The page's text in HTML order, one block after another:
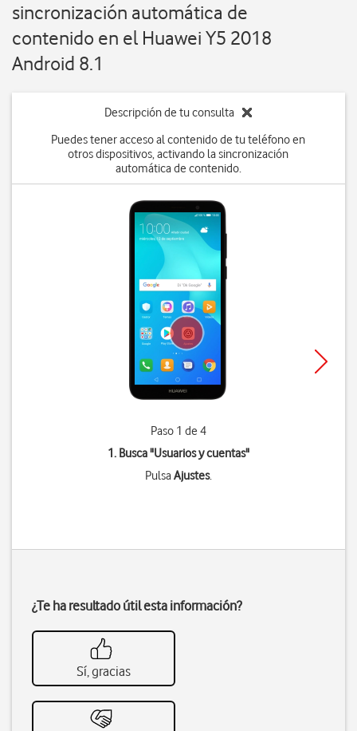
sincronización automática de
contenido en el Huawei Y5 2018
Android 8.1
Descripción de tu consulta
Puedes tener acceso al contenido de tu teléfono en
otros dispositivos, activando la sincronización
automática de contenido.
Paso 1 de 4
1. Busca "Usuarios y cuentas"
PulsaAjustes.
¿Te ha resultado útil esta información?
Sí, gracias